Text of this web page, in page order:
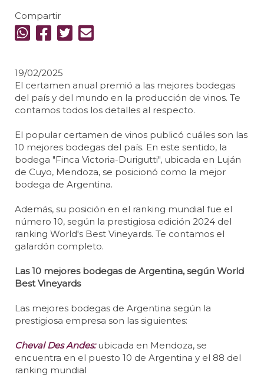
Compartir
19/02/2025
El certamen anual premió a las mejores bodegas
del país y del mundo en la producción de vinos. Te
contamos todos los detalles al respecto.
El popular certamen de vinos publicó cuáles son las
10 mejores bodegas del país. En este sentido, la
bodega "Finca Victoria-Durigutti", ubicada en Luján
de Cuyo, Mendoza, se posicionó como la mejor
bodega de Argentina.
Además, su posición en el ranking mundial fue el
número 10, según la prestigiosa edición 2024 del
ranking World's Best Vineyards. Te contamos el
galardón completo.
Las 10 mejores bodegas de Argentina, según World
Best Vineyards
Las mejores bodegas de Argentina según la
prestigiosa empresa son las siguientes:
Cheval Des Andes:ubicada en Mendoza, se
encuentra en el puesto 10 de Argentina y el 88 del
ranking mundial